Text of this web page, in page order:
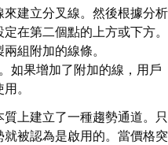
建立分叉線。然後根據分析
在第二個點的上方或下方。
組附加的線條。
如果增加了附加的線，用戶
。
上建立了一種趨勢通道。只
被認為是啟用的。當價格突